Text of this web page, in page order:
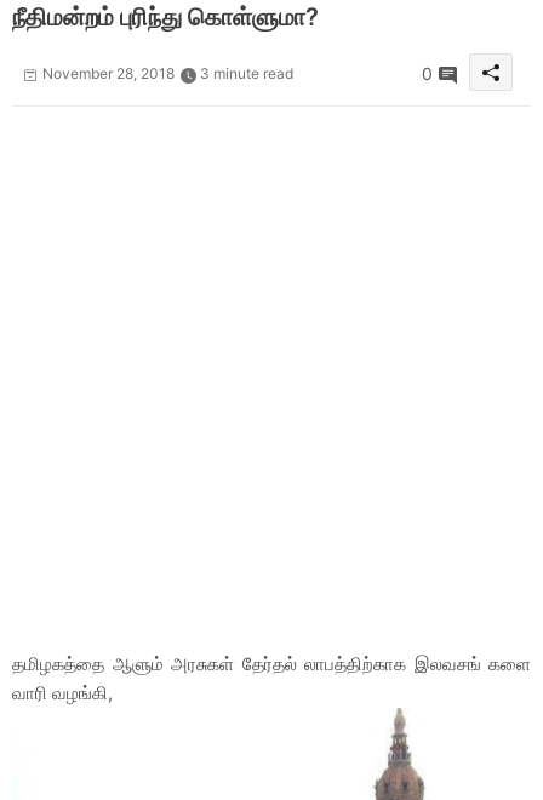
நீதிமன்றம் புரிந்து கொள்ளுமா?
November 28, 2018 3 minute read 0
தமிழகத்தை ஆளும் அரசுகள் தேர்தல் லாபத்திற்காக இலவசங் களை
வாரி வழங்கி,